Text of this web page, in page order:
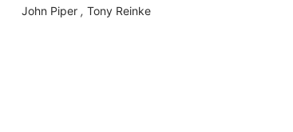
John Piper , Tony Reinke